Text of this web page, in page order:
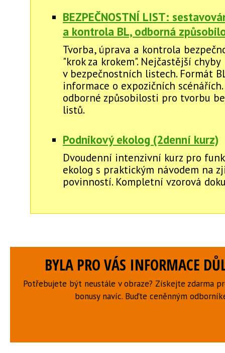
BEZPEČNOSTNÍ LIST:
a kontrola BL, odborná
Tvorba, úprava a kontrola
"krok za krokem". Nejčastější chyby
v bezpečnostních listech. Formát
informace o expozičních
odborné způsobilosti pro tvorbu
listů.
Podnikový ekolog (2denní kurz)
Dvoudenní intenzivní kurz pro
ekolog s praktickým návodem na
povinností. Kompletní vzorová
BYLA PRO VÁS INFORMACE
Potřebujete být neustále v obraze? Získejte zdarma
bonusy navíc. Buďte ceněnným